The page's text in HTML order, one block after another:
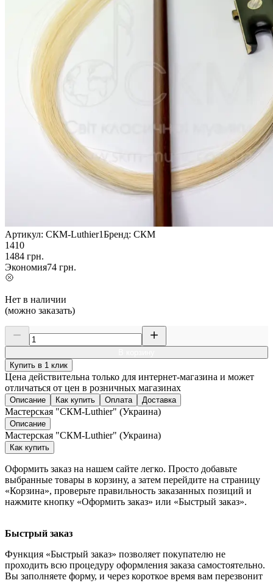
Артикул: СКМ-Luthier1Бренд: СКМ
1410
1484 грн.
Экономия74 грн.
Нет в наличии
(можно заказать)
Купить в 1 клик
Цена действительна только для интернет-магазина и может
отличаться от цен в розничных магазинах
Описание Как купить Оплата Доставка
Мастерская "СКМ-Luthier" (Украина)
Описание
Мастерская "СКМ-Luthier" (Украина)
Как купить
Оформить заказ на нашем сайте легко. Просто добавьте
выбранные товары в корзину, а затем перейдите на страницу
«Корзина», проверьте правильность заказанных позиций и
нажмите кнопку «Оформить заказ» или «Быстрый заказ».
Быстрый заказ
Функция «Быстрый заказ» позволяет покупателю не
проходить всю процедуру оформления заказа самостоятельно.
Вы заполняете форму, и через короткое время вам перезвонит